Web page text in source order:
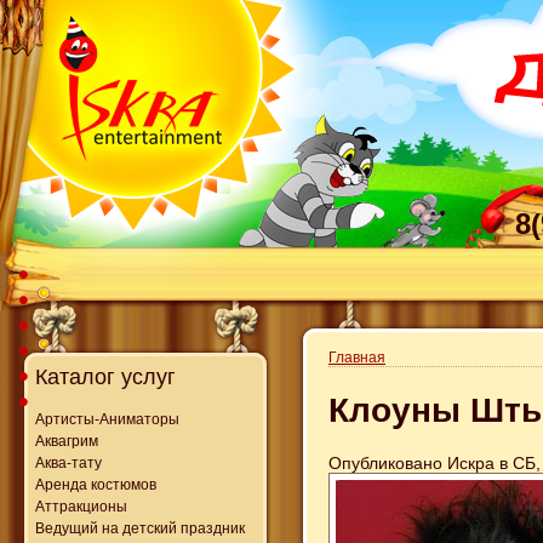
Каталог услуг
Артисты-Аниматоры
Аквагрим
Аква-тату
Аренда костюмов
Аттракционы
Ведущий на детский праздник
Главная
Клоуны
Опубликовано Искра в